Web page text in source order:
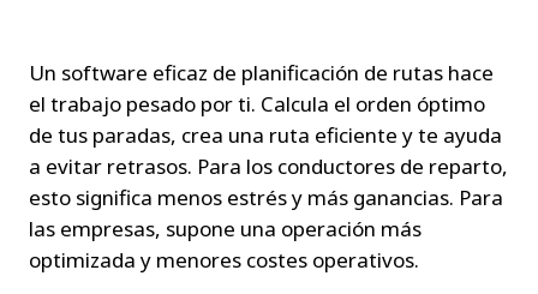
Un software eficaz de planificación de rutas hace
el trabajo pesado por ti. Calcula el orden óptimo
de tus paradas, crea una ruta eficiente y te ayuda
a evitar retrasos. Para los conductores de reparto,
esto significa menos estrés y más ganancias. Para
las empresas, supone una operación más
optimizada y menores costes operativos.